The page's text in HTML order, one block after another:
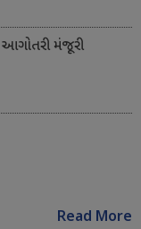
આગોતરી મંજૂરી
Read More